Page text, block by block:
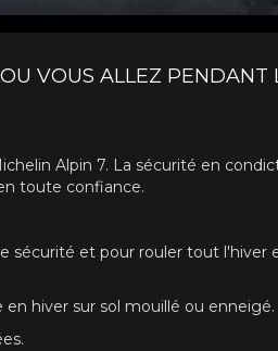
VOUS ALLEZ PENDANT
Alpin 7. La sécurité en
toute confiance.
sécurité et pour rouler tout l'hiver
hiver sur sol mouillé ou enneigé.